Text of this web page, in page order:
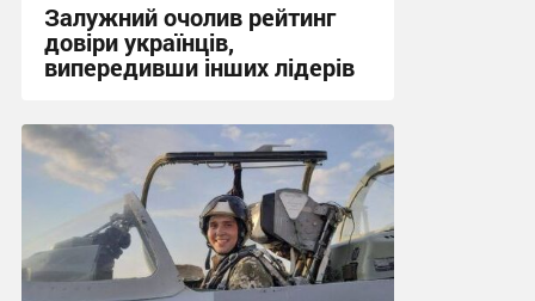
Залужний очолив рейтинг
довіри українців,
випередивши інших лідерів
21:34 вчора